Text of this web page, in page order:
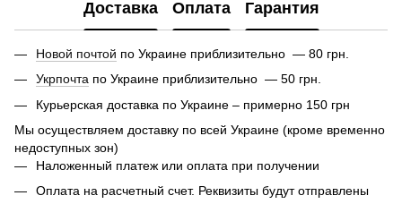
Доставка Оплата Гарантия
Новой почтой по Украине приблизительно — 80 грн.
Укрпочта по Украине приблизительно — 50 грн.
Курьерская доставка по Украине – примерно 150 грн
Мы осуществляем доставку по всей Украине (кроме временно
недоступных зон)
Наложенный платеж или оплата при получении
Оплата на расчетный счет. Реквизиты будут отправлены